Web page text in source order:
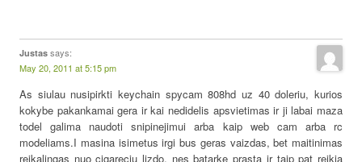
Justas says:
May 20, 2011 at 5:15 pm
As siulau nusipirkti keychain spycam 808hd uz 40 doleriu, kurios
kokybe pakankamai gera ir kai nedidelis apsvietimas ir ji labai maza
todel galima naudoti snipinejimui arba kaip web cam arba rc
modeliams.I masina isimetus irgi bus geras vaizdas, bet maitinimas
reikalingas nuo cigareciu lizdo, nes batarke prasta ir taip pat reikia